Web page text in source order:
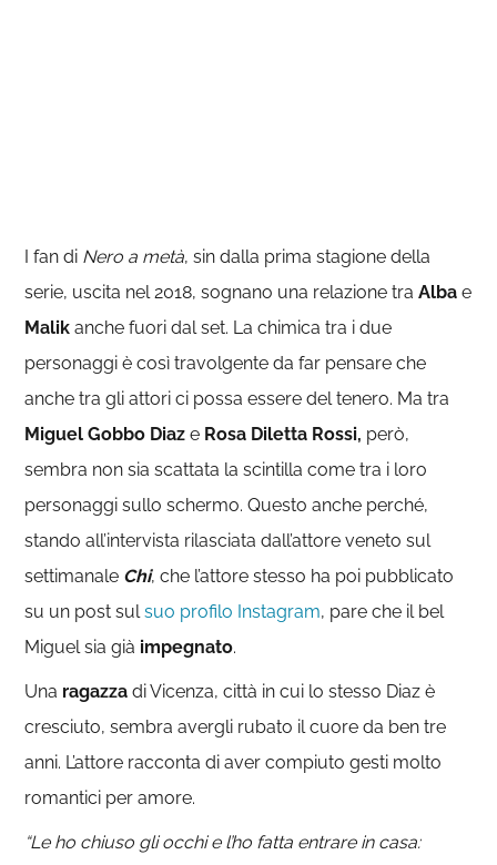
I fan di Nero a metà, sin dalla prima stagione della
serie, uscita nel 2018, sognano una relazione traAlba e
Malik anche fuori dal set. La chimica tra i due
personaggi è così travolgente da far pensare che
anche tra gli attori ci possa essere del tenero. Ma tra
Miguel Gobbo Diaz e Rosa Diletta Rossi, però,
sembra non sia scattata la scintilla come tra i loro
personaggi sullo schermo. Questo anche perché,
stando all’intervista rilasciata dall’attore veneto sul
settimanale Chi, che l’attore stesso ha poi pubblicato
su un post sulsuo profilo Instagram, pare che il bel
Miguel sia già impegnato.
Una ragazza di Vicenza, città in cui lo stesso Diaz è
cresciuto, sembra avergli rubato il cuore da ben tre
anni. L’attore racconta di aver compiuto gesti molto
romantici per amore.
“Le ho chiuso gli occhi e l’ho fatta entrare in casa: